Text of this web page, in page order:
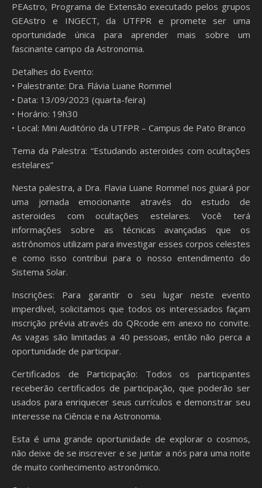
PEAstro, Programa de Extensão executado pelos grupos
GEAstro e INGECT, da UTFPR e promete ser uma
oportunidade única para aprender mais sobre um
fascinante campo da Astronomia.
Detalhes do Evento:
• Palestrante: Dra. Flávia Luane Rommel
• Data: 13/09/2023 (quarta-feira)
• Horário: 19h30
• Local: Mini Auditório da UTFPR – Campus de Pato Branco
Tema da Palestra: “Estudando asteroides com ocultações
estelares”
Nesta palestra, a Dra. Flavia Luane Rommel nos guiará por
uma jornada emocionante através do estudo de
asteroides com ocultações estelares. Você terá
informações sobre as técnicas avançadas que os
astrônomos utilizam para investigar esses corpos celestes
e como isso contribui para o nosso entendimento do
Sistema Solar.
Inscrições: Para garantir o seu lugar neste evento
imperdível, solicitamos que todos os interessados façam
inscrição prévia através do QRcode em anexo no convite.
As vagas são limitadas a 40 pessoas, então não perca a
oportunidade de participar.
Certificados de Participação: Todos os participantes
receberão certificados de participação, que poderão ser
usados para enriquecer seus currículos e demonstrar seu
interesse na Ciência e na Astronomia.
Esta é uma grande oportunidade de explorar o cosmos,
não deixe de se inscrever e se juntar a nós para uma noite
de muito conhecimento astronômico.